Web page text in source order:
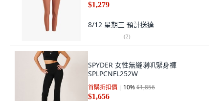
$1,279
8/12 星期三 預計送達
(2)
SPYDER 女性無縫喇叭緊身褲
SPLPCNFL252W
首購折扣價 10%$1,856
$1,656